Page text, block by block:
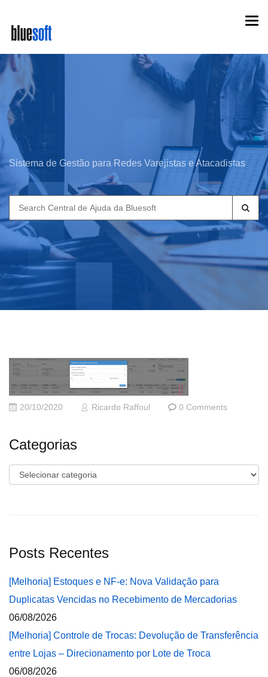
main
content
Sistema de Gestão para Redes Varejistas e Atacadistas
Search
for:
20/10/2020 Ricardo Raffoul 0 Comments
Categorias
Categorias
Posts Recentes
[Melhoria] Estoques e NF-e: Nova Validação para
Duplicatas Vencidas no Recebimento de Mercadorias
06/08/2026
[Melhoria] Controle de Trocas: Devolução de Transferência
entre Lojas – Direcionamento por Lote de Troca
06/08/2026